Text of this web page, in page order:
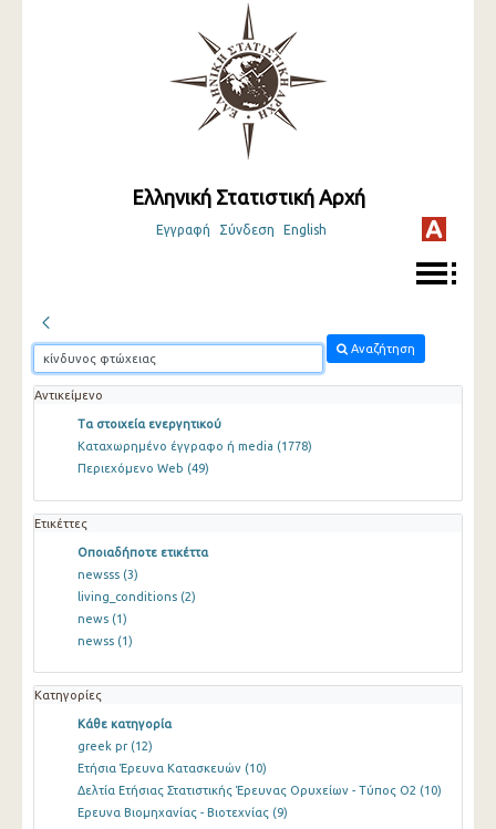
Ελληνική Στατιστική Αρχή
Εγγραφή Σύνδεση English
Αναζήτηση
Αντικείμενο
Τα στοιχεία ενεργητικού
Καταχωρημένο έγγραφο ή media (1778)
Περιεχόμενο Web (49)
Ετικέττες
Οποιαδήποτε ετικέττα
newsss (3)
living_conditions (2)
news (1)
newss (1)
Κατηγορίες
Κάθε κατηγορία
greek pr (12)
Ετήσια Έρευνα Κατασκευών (10)
Δελτία Ετήσιας Στατιστικής Έρευνας Ορυχείων - Τύπος Ο2 (10)
Ερευνα Βιομηχανίας - Βιοτεχνίας (9)